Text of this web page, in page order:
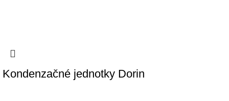
Kondenzačné jednotky Dorin